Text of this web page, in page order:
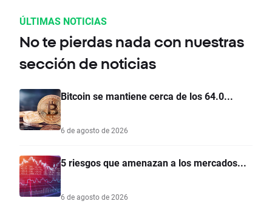
ÚLTIMAS NOTICIAS
No te pierdas nada con nuestras
sección de noticias
Bitcoin se mantiene cerca de los 64.0...
6 de agosto de 2026
5 riesgos que amenazan a los mercados...
6 de agosto de 2026